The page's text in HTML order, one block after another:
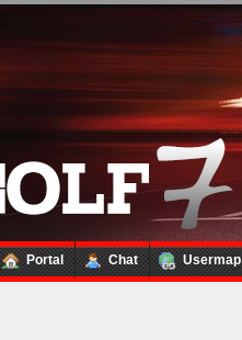
Portal Chat Usermap
Loginbox
Trage
bitte
in
die
nachfolgenden
Felder
Deinen
Benutzernamen
und
Kennwort
ein,
um